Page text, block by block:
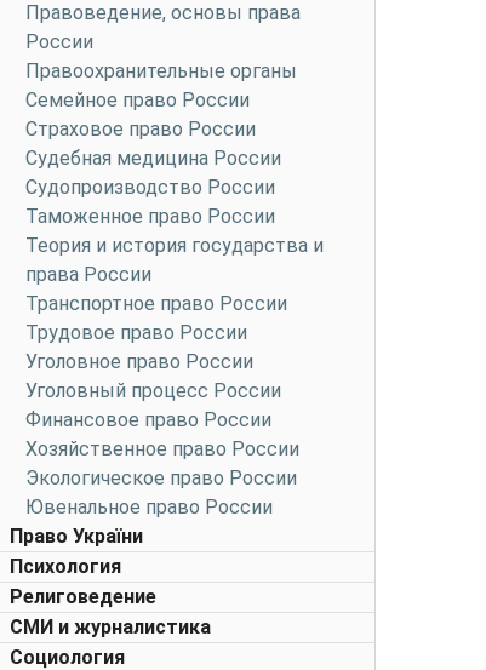
Правоведение, основы права
России
Правоохранительные органы
Семейное право России
Страховое право России
Судебная медицина России
Судопроизводство России
Таможенное право России
Теория и история государства и
права России
Транспортное право России
Трудовое право России
Уголовное право России
Уголовный процесс России
Финансовое право России
Хозяйственное право России
Экологическое право России
Ювенальное право России
Право України
Психология
Религоведение
СМИ и журналистика
Социология